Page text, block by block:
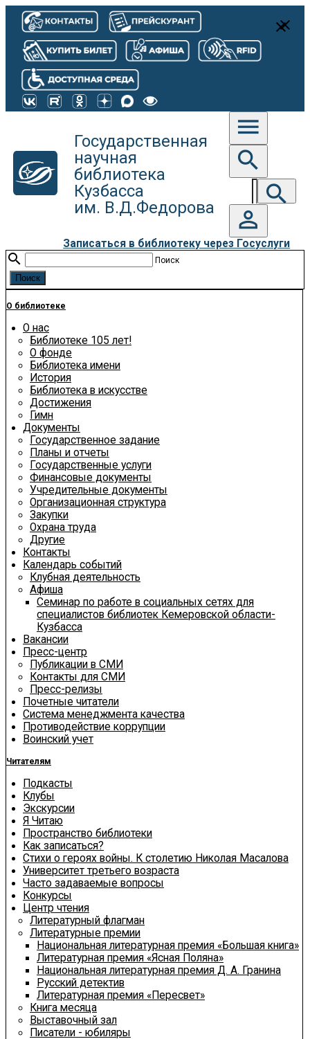
Государственная
научная
библиотека
Кузбасса
им. В.Д.Федорова
menu
search
search
person_outline
Записаться в библиотеку через Госуслуги
close
search Поиск
О библиотеке
О нас
Библиотеке 105 лет!
О фонде
Библиотека имени
История
Библиотека в искусстве
Достижения
Гимн
Документы
Государственное задание
Планы и отчеты
Государственные услуги
Финансовые документы
Учредительные документы
Организационная структура
Закупки
Охрана труда
Другие
Контакты
Календарь событий
Клубная деятельность
Афиша
Семинар по работе в социальных сетях для
специалистов библиотек Кемеровской области-
Кузбасса
Вакансии
Пресс-центр
Публикации в СМИ
Контакты для СМИ
Пресс-релизы
Почетные читатели
Система менеджмента качества
Противодействие коррупции
Воинский учет
Читателям
Подкасты
Клубы
Экскурсии
Я Читаю
Пространство библиотеки
Как записаться?
Стихи о героях войны. К столетию Николая Масалова
Университет третьего возраста
Часто задаваемые вопросы
Конкурсы
Центр чтения
Литературный флагман
Литературные премии
Национальная литературная премия «Большая книга»
Литературная премия «Ясная Поляна»
Национальная литературная премия Д. А. Гранина
Русский детектив
Литературная премия «Пересвет»
Книга месяца
Выставочный зал
Писатели - юбиляры
close